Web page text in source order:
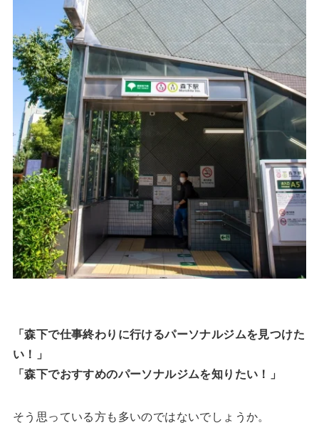
「森下で仕事終わりに行けるパーソナルジムを見つけた
い！」
「森下でおすすめのパーソナルジムを知りたい！」
そう思っている方も多いのではないでしょうか。